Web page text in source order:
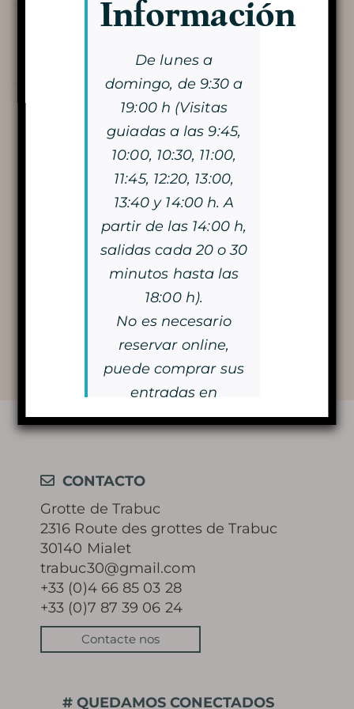
Descubre la
Cueva
VISITA LA CUEVA
LA DOBLE VISITA
VISITA CON VELAS
Aprende más
HISTORIA
MISTERIO DE LOS 100.000
SOLDADOS
CONSERVACIÓN Y
PROTECCIÓN DE LA CUEVA
Lire l'article
Recorte de prensa anterior
Volver a la lista
Siguiente recorte de prensa
CONTACTO
Grotte de Trabuc
2316 Route des grottes de Trabuc
30140 Mialet
trabuc30@gmail.com
+33 (0)4 66 85 03 28
+33 (0)7 87 39 06 24
Contacte nos
# QUEDAMOS CONECTADOS
Información
De lunes a
domingo, de 9:30 a
19:00 h (Visitas
guiadas a las 9:45,
10:00, 10:30, 11:00,
11:45, 12:20, 13:00,
13:40 y 14:00 h. A
partir de las 14:00 h,
salidas cada 20 o 30
minutos hasta las
18:00 h).
No es necesario
reservar online,
puede comprar sus
entradas en
taquilla.
¡Nos vemos pronto!